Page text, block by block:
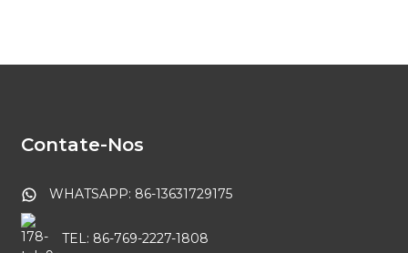
Contate-Nos
WHATSAPP: 86-13631729175
TEL: 86-769-2227-1808